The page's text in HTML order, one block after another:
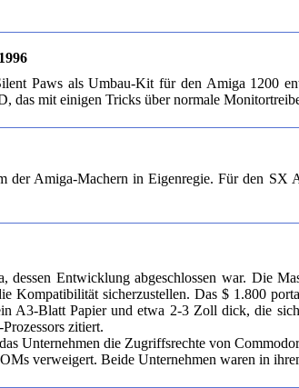
Paws als Umbau-Kit für den Amiga 1200
das mit einigen Tricks über normale
Amiga-Machern in Eigenregie. Für den SX
Entwicklung abgeschlossen war. Die
Kompatibilität sicherzustellen. Das $ 1.800
A3-Blatt Papier und etwa 2-3 Zoll dick, die
zitiert.
Unternehmen die Zugriffsrechte von
verweigert. Beide Unternehmen waren in